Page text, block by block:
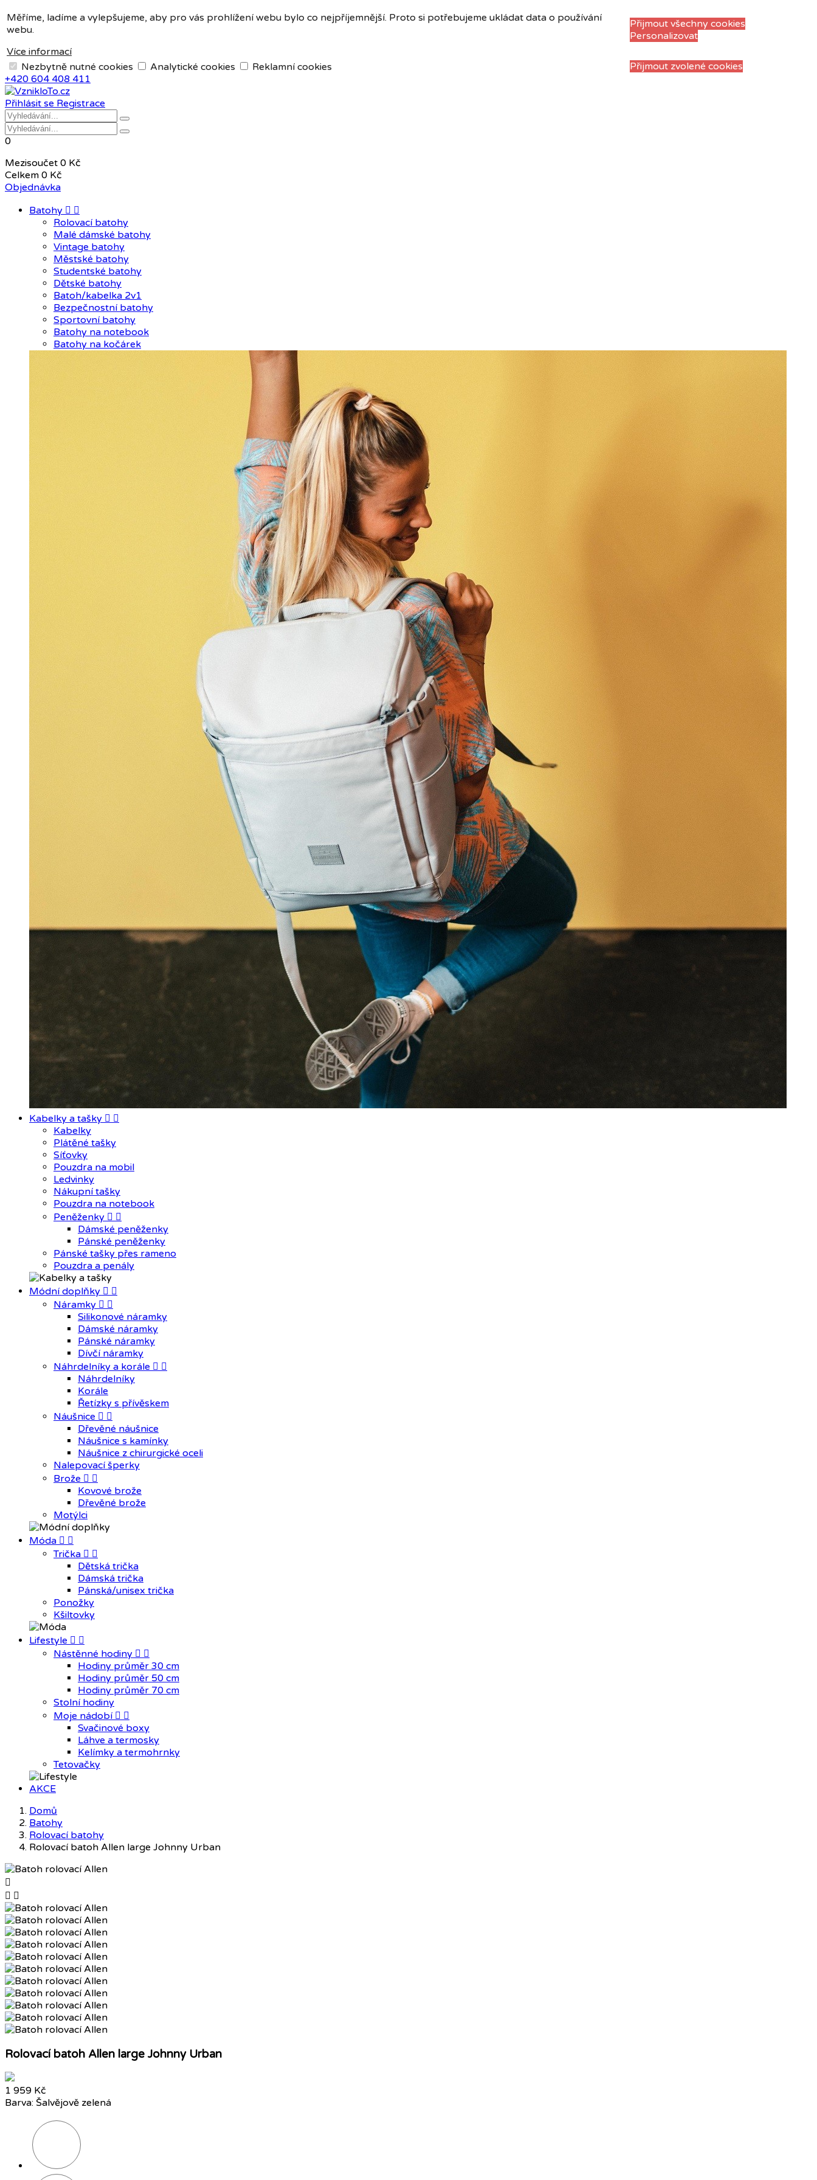
Měříme, ladíme a vylepšujeme, aby pro vás prohlížení webu bylo co nejpříjemnější. Proto si potřebujeme ukládat data o používání
webu.
Více informací
Přijmout všechny cookies
Personalizovat
Nezbytně nutné cookies Analytické cookies Reklamní cookies Přijmout zvolené cookies
Měna:
CZK
CZK
EUR
+420 604 408 411
Přihlásit se Registrace
0
Mezisoučet 0 Kč
Celkem 0 Kč
Objednávka
Batohy  
Rolovací batohy
Malé dámské batohy
Vintage batohy
Městské batohy
Studentské batohy
Dětské batohy
Batoh/kabelka 2v1
Bezpečnostní batohy
Sportovní batohy
Batohy na notebook
Batohy na kočárek
Kabelky a tašky  
Kabelky
Plátěné tašky
Síťovky
Pouzdra na mobil
Ledvinky
Nákupní tašky
Pouzdra na notebook
Peněženky  
Dámské peněženky
Pánské peněženky
Pánské tašky přes rameno
Pouzdra a penály
Módní doplňky  
Náramky  
Silikonové náramky
Dámské náramky
Pánské náramky
Dívčí náramky
Náhrdelníky a korále  
Náhrdelníky
Korále
Řetízky s přívěskem
Náušnice  
Dřevěné náušnice
Náušnice s kamínky
Náušnice z chirurgické oceli
Nalepovací šperky
Brože  
Kovové brože
Dřevěné brože
Motýlci
Móda  
Trička  
Dětská trička
Dámská trička
Pánská/unisex trička
Ponožky
Kšiltovky
Lifestyle  
Nástěnné hodiny  
Hodiny průměr 30 cm
Hodiny průměr 50 cm
Hodiny průměr 70 cm
Stolní hodiny
Moje nádobí  
Svačinové boxy
Láhve a termosky
Kelímky a termohrnky
Tetovačky
AKCE
Domů
Batohy
Rolovací batohy
Rolovací batoh Allen large Johnny Urban

 
Rolovací batoh Allen large Johnny Urban
1 959 Kč
Barva: Šalvějově zelená